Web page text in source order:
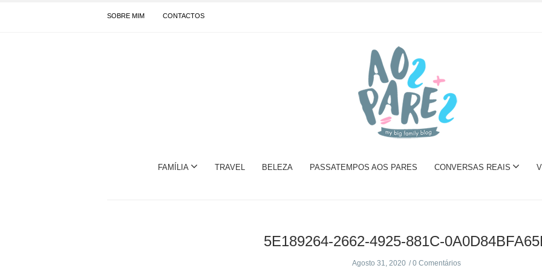
SOBRE MIM CONTACTOS
FAMÍLIA TRAVEL BELEZA PASSATEMPOS AOS PARES CONVERSAS REAIS
5E189264-2662-4925-881C-
Agosto 31, 2020 0 Comentários